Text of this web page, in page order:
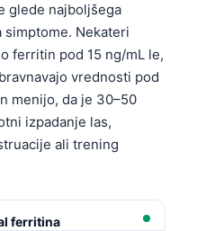
glede najboljšega
Nekateri
ferritin pod 15 ng/mL le,
vrednosti pod
menijo, da je 30–50
izpadanje las,
ali trening
ferritina